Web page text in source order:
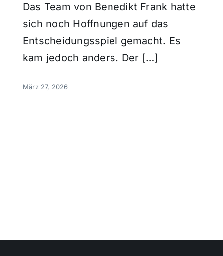
Das Team von Benedikt Frank hatte
sich noch Hoffnungen auf das
Entscheidungsspiel gemacht. Es
kam jedoch anders. Der […]
März 27, 2026